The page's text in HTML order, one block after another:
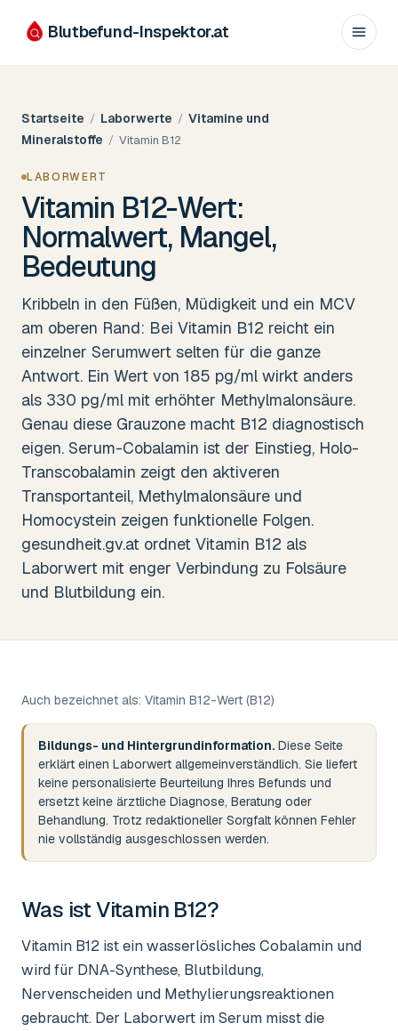
Blutbefund-Inspektor.at
Startseite / Laborwerte / Vitamine und
Mineralstoffe / Vitamin B12
LABORWERT
Vitamin B12-Wert:
Normalwert, Mangel,
Bedeutung
Kribbeln in den Füßen, Müdigkeit und ein MCV
am oberen Rand: Bei Vitamin B12 reicht ein
einzelner Serumwert selten für die ganze
Antwort. Ein Wert von 185 pg/ml wirkt anders
als 330 pg/ml mit erhöhter Methylmalonsäure.
Genau diese Grauzone macht B12 diagnostisch
eigen. Serum-Cobalamin ist der Einstieg, Holo-
Transcobalamin zeigt den aktiveren
Transportanteil, Methylmalonsäure und
Homocystein zeigen funktionelle Folgen.
gesundheit.gv.at ordnet Vitamin B12 als
Laborwert mit enger Verbindung zu Folsäure
und Blutbildung ein.
Auch bezeichnet als: Vitamin B12-Wert (B12)
Bildungs- und Hintergrundinformation. Diese Seite
erklärt einen Laborwert allgemeinverständlich. Sie liefert
keine personalisierte Beurteilung Ihres Befunds und
ersetzt keine ärztliche Diagnose, Beratung oder
Behandlung. Trotz redaktioneller Sorgfalt können Fehler
nie vollständig ausgeschlossen werden.
Was istVitamin B12?
Vitamin B12 ist ein wasserlösliches Cobalamin und
wird für DNA-Synthese, Blutbildung,
Nervenscheiden und Methylierungsreaktionen
gebraucht. Der Laborwert im Serum misst die